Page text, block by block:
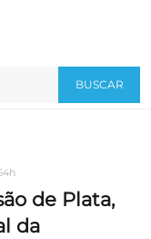
BUSCAR
de Plata,
da